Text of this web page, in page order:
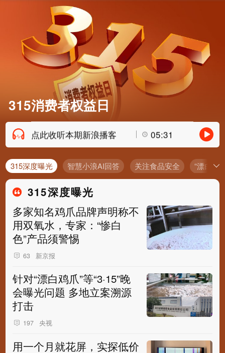
315消费者权益日
点此收听本期新浪播客 05:31
315深度曝光 智慧小浪AI回答 关注食品安全 “漂白”
315深度曝光
多家知名鸡爪品牌声明称不
用双氧水，专家：“惨白
色”产品须警惕
63 新京报
针对“漂白鸡爪”等“3·15”晚
会曝光问题 多地立案溯源
打击
197 央视
用一个月就花屏，实探低价